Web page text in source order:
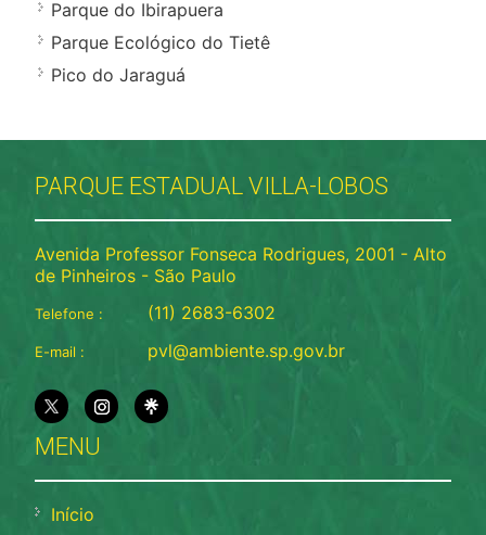
Parque do Ibirapuera
Parque Ecológico do Tietê
Pico do Jaraguá
PARQUE ESTADUAL VILLA-LOBOS
Avenida Professor Fonseca Rodrigues, 2001 - Alto
de Pinheiros - São Paulo
Telefone : (11) 2683-6302
E-mail : pvl@ambiente.sp.gov.br
MENU
Início